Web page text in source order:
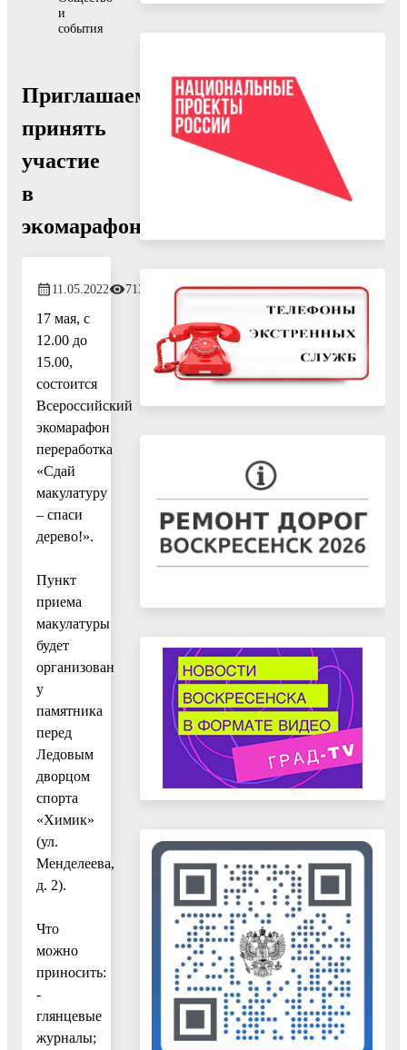
и
события
Приглашаем
принять
участие
в
экомарафоне
11.05.2022 713
17 мая, с
12.00 до
15.00,
состоится
Всероссийский
экомарафон
переработка
«Сдай
макулатуру
– спаси
дерево!».
Пункт
приема
макулатуры
будет
организован
у
памятника
перед
Ледовым
дворцом
спорта
«Химик»
(ул.
Менделеева,
д. 2).
Что
можно
приносить:
-
глянцевые
журналы;